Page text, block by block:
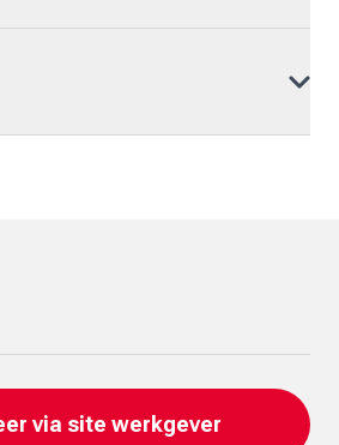
via site werkgever